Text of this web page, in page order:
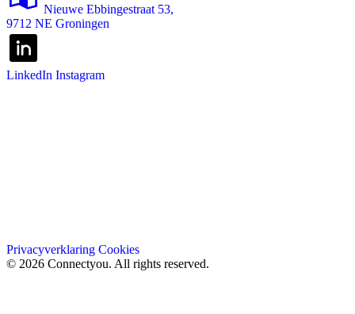
Nieuwe Ebbingestraat 53,
9712 NE Groningen
LinkedIn Instagram
Privacyverklaring Cookies
© 2026 Connectyou. All rights reserved.